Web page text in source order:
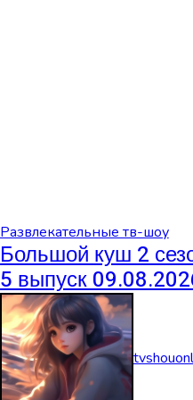
Развлекательные тв-шоу
Большой куш 2
5 выпуск